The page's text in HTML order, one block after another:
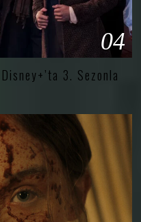
04
3. Sezonla